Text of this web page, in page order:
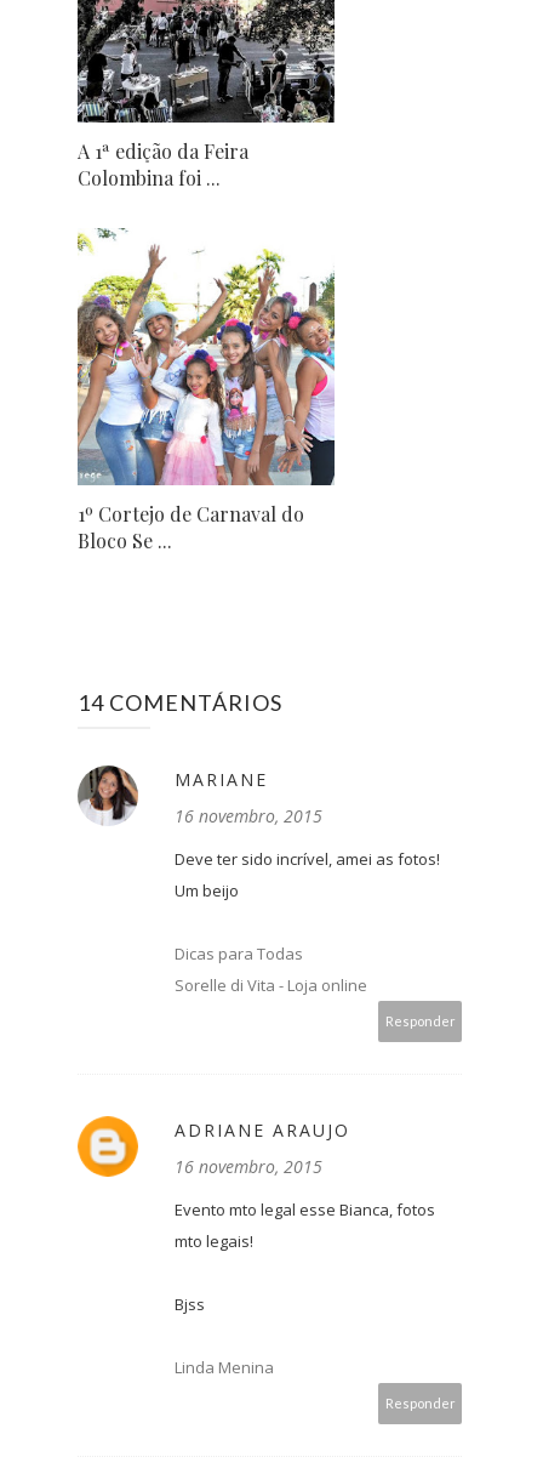
A 1ª edição da Feira
Colombina foi ...
1º Cortejo de Carnaval do
Bloco Se ...
14 COMENTÁRIOS
MARIANE
16 novembro, 2015
Deve ter sido incrível, amei as fotos!
Um beijo
Dicas para Todas
Sorelle di Vita - Loja online
Responder
ADRIANE ARAUJO
16 novembro, 2015
Evento mto legal esse Bianca, fotos
mto legais!
Bjss
Linda Menina
Responder